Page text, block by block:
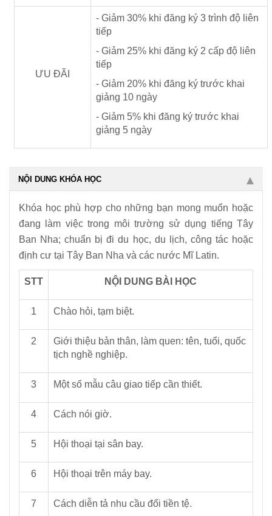
ƯU ĐÃI
- Giảm 30% khi đăng ký 3 trình độ liên
tiếp
- Giảm 25% khi đăng ký 2 cấp độ liên
tiếp
- Giảm 20% khi đăng ký trước khai
giảng 10 ngày
- Giảm 5% khi đăng ký trước khai
giảng 5 ngày
NỘI DUNG KHÓA HỌC
Khóa học phù hợp cho những bạn mong muốn hoặc
đang làm việc trong môi trường sử dụng tiếng Tây
Ban Nha; chuẩn bị đi du học, du lịch, công tác hoặc
định cư tại Tây Ban Nha và các nước Mĩ Latin.
STT NỘI DUNG BÀI HỌC
1 Chào hỏi, tạm biệt.
2
Giới thiệu bản thân, làm quen: tên, tuổi, quốc
tịch nghề nghiệp.
3 Một số mẫu câu giao tiếp cần thiết.
4 Cách nói giờ.
5 Hội thoại tại sân bay.
6 Hội thoại trên máy bay.
7 Cách diễn tả nhu cầu đổi tiền tệ.